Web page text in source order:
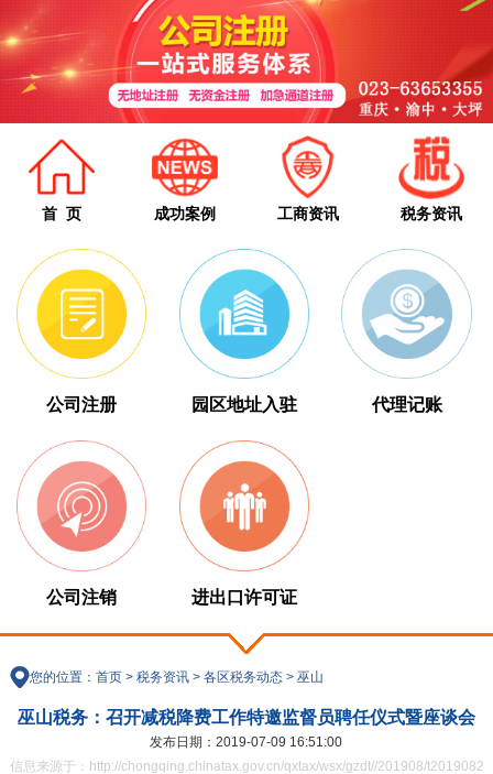
首 页 成功案例 工商资讯 税务资讯
公司注册 园区地址入驻 代理记账
公司注销 进出口许可证
您的位置： 首页> 税务资讯> 各区税务动态> 巫山
巫山税务：召开减税降费工作特邀监督员聘任仪式暨座谈会
发布日期：2019-07-09 16:51:00
信息来源于：http://chongqing.chinatax.gov.cn/qxtax/wsx/gzdt//201908/